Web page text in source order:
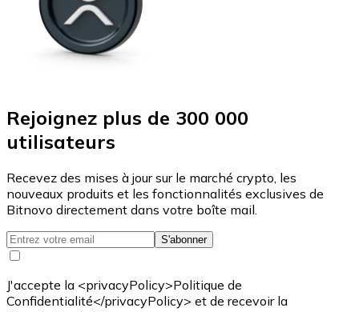
Rejoignez plus de 300 000
utilisateurs
Recevez des mises à jour sur le marché crypto, les
nouveaux produits et les fonctionnalités exclusives de
Bitnovo directement dans votre boîte mail.
S'abonner
J'accepte la <privacyPolicy>Politique de
Confidentialité</privacyPolicy> et de recevoir la